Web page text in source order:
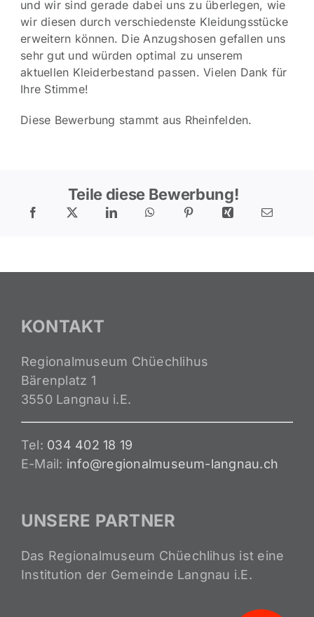
und wir sind gerade dabei uns zu überlegen, wie
wir diesen durch verschiedenste Kleidungsstücke
erweitern können. Die Anzugshosen gefallen uns
sehr gut und würden optimal zu unserem
aktuellen Kleiderbestand passen. Vielen Dank für
Ihre Stimme!
Diese Bewerbung stammt aus Rheinfelden.
Teile diese Bewerbung!
KONTAKT
Regionalmuseum Chüechlihus
Bärenplatz 1
3550 Langnau i.E.
Tel: 034 402 18 19
E-Mail: info@regionalmuseum-langnau.ch
UNSERE PARTNER
Das Regionalmuseum Chüechlihus ist eine
Institution der Gemeinde Langnau i.E.